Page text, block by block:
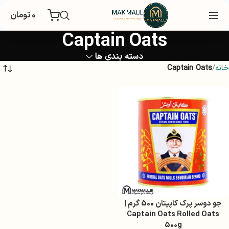
۰تومان
Captain Oats
دسته بندی ها
خانه Captain Oats
جو دوسر پرک کاپیتان 500 گرم |
Captain Oats Rolled Oats
500g